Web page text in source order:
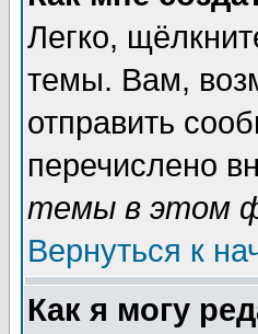
Легко,
темы. Вам,
отправить
перечислено
темы в этом
Вернуться к
Как я могу